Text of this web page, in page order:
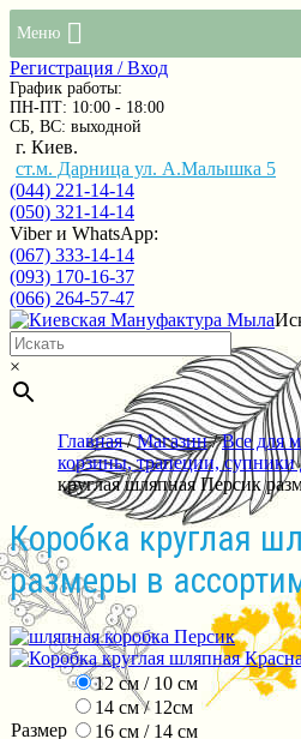
Меню
Регистрация / Вход
График работы:
ПН-ПТ: 10:00 - 18:00
СБ, ВС: выходной
г. Киев.
ст.м. Дарница ул. А.Малышка 5
(044) 221-14-14
(050) 321-14-14
Viber и WhatsApp:
(067) 333-14-14
(093) 170-16-37
(066) 264-57-47
×
Главная/Магазин/Все для
корзины, трапеции, супники
круглая шляпная Персик
Коробка круглая
размеры в
Размер
12 см / 10 см
14 см / 12см
16 см / 14 см